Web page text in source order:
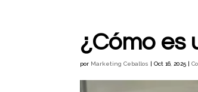
¿Cómo es
por Marketing Ceballos |Oct 16, 2025 |